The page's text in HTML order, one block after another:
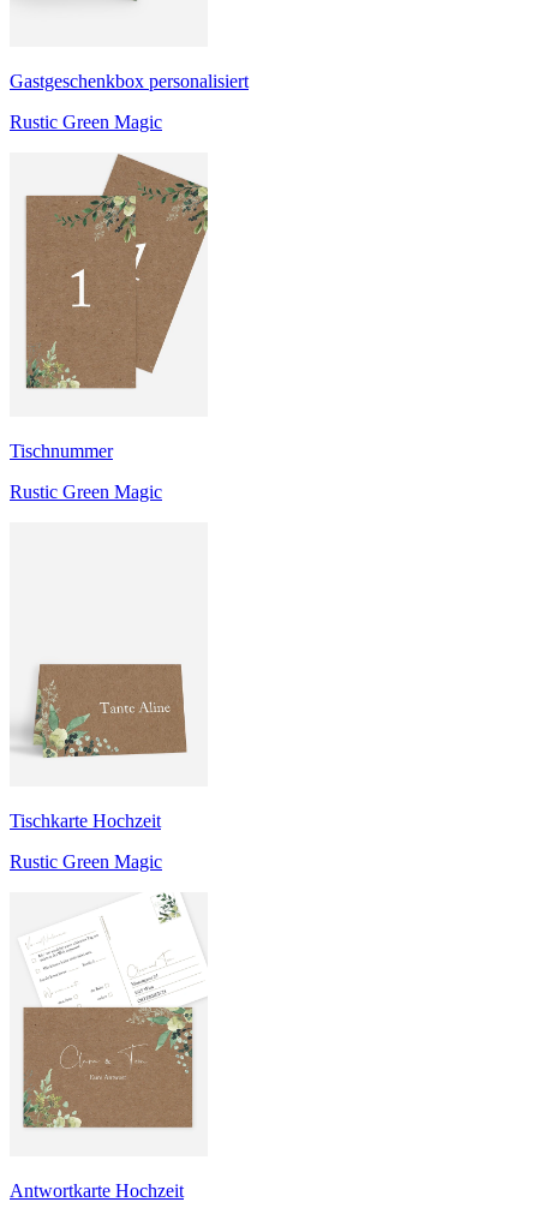
Gastgeschenkbox personalisiert
Rustic Green Magic
Tischnummer
Rustic Green Magic
Tischkarte Hochzeit
Rustic Green Magic
Antwortkarte Hochzeit